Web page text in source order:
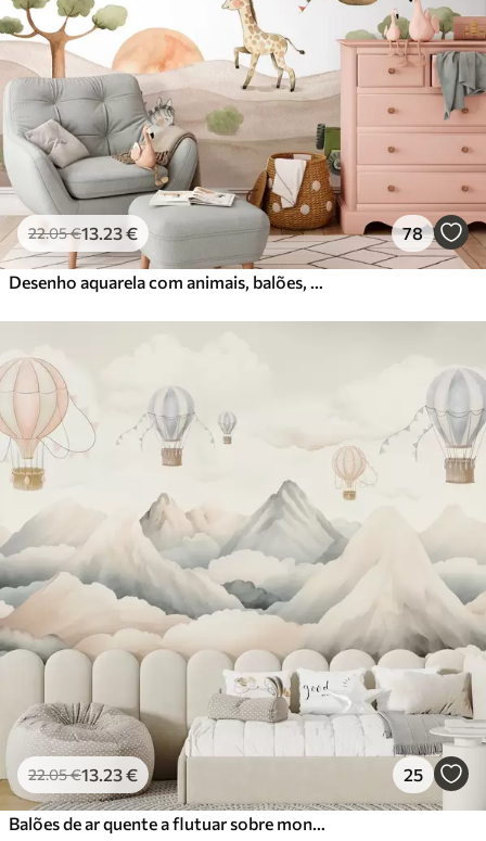
22.05€13 .23€ 78
22.05€13 .23€ 25